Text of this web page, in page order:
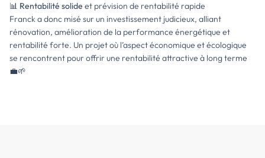
📊 Rentabilité solide et prévision de rentabilité rapide
Franck a donc misé sur un investissement judicieux, alliant
rénovation, amélioration de la performance énergétique et
rentabilité forte. Un projet où l’aspect économique et écologique
se rencontrent pour offrir une rentabilité attractive à long terme
💼🌱